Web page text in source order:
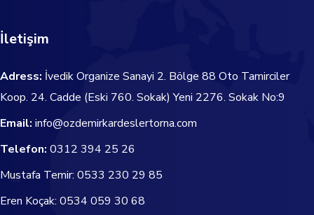
İletişim
Adress: İvedik Organize Sanayi 2. Bölge 88 Oto Tamirciler
Koop. 24. Cadde (Eski 760. Sokak) Yeni 2276. Sokak No:9
Email: info@ozdemirkardeslertorna.com
Telefon: 0312 394 25 26
Mustafa Temir: 0533 230 29 85
Eren Koçak: 0534 059 30 68